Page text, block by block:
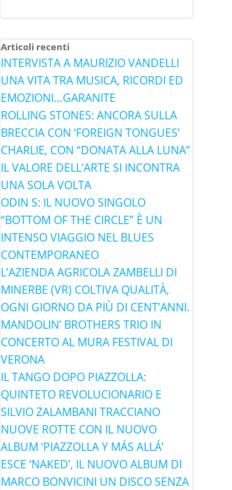
Articoli recenti
INTERVISTA A MAURIZIO VANDELLI
UNA VITA TRA MUSICA, RICORDI ED
EMOZIONI…GARANITE
ROLLING STONES: ANCORA SULLA
BRECCIA CON ‘FOREIGN TONGUES’
CHARLIE, CON “DONATA ALLA LUNA”
IL VALORE DELL’ARTE SI INCONTRA
UNA SOLA VOLTA
ODIN S: IL NUOVO SINGOLO
“BOTTOM OF THE CIRCLE” È UN
INTENSO VIAGGIO NEL BLUES
CONTEMPORANEO
L’AZIENDA AGRICOLA ZAMBELLI DI
MINERBE (VR) COLTIVA QUALITÀ,
OGNI GIORNO DA PIÙ DI CENT’ANNI.
MANDOLIN’ BROTHERS TRIO IN
CONCERTO AL MURA FESTIVAL DI
VERONA
IL TANGO DOPO PIAZZOLLA:
QUINTETO REVOLUCIONARIO E
SILVIO ZALAMBANI TRACCIANO
NUOVE ROTTE CON IL NUOVO
ALBUM ‘PIAZZOLLA Y MÁS ALLÁ’
ESCE ‘NAKED’, IL NUOVO ALBUM DI
MARCO BONVICINI UN DISCO SENZA